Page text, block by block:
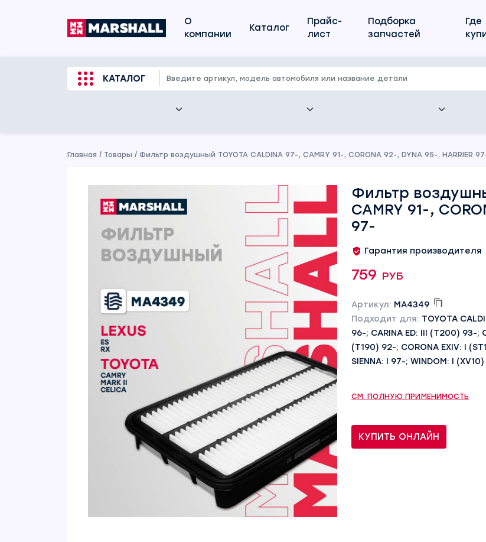
О
компании
Каталог
Прайс-
лист
Подборка
запчастей
Где
КАТАЛОГ
Главная / Товары / Фильтр воздушный TOYOTA CALDINA 97-, CAMRY 91-, CORONA 92-, DYNA 95-, HARRIER
Фильтр
CAMRY 91-,
97-
Гарантия производителя
759 руб
Артикул: MA4349
Подходит для: TOYOTA
96-; CARINA ED: III (T200) 93-;
(T190) 92-; CORONA EXIV: I
SIENNA: I 97-; WINDOM: I
СМ. ПОЛНУЮ ПРИМЕНИМОСТЬ
КУПИТЬ ОНЛАЙН